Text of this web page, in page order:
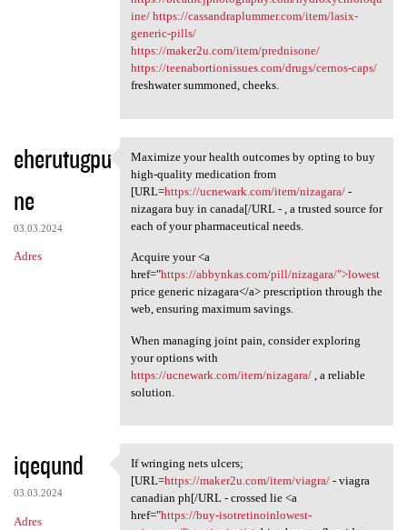
ine/ https://cassandraplummer.com/item/lasix-
generic-pills/
https://maker2u.com/item/prednisone/
https://teenabortionissues.com/drugs/cernos-caps/
freshwater summoned, cheeks.
eherutugpu
ne
03.03.2024
Adres
Maximize your health outcomes
Maximize your health outcomes by opting to buy
high-quality medication from
[URL=https://ucnewark.com/item/nizagara/-
nizagara buy in canada[/URL - , a trusted source for
each of your pharmaceutical needs.
Acquire your <a
href="https://abbynkas.com/pill/nizagara/">lowest
price generic nizagara</a> prescription through the
web, ensuring maximum savings.
When managing joint pain, consider exploring
your options with
https://ucnewark.com/item/nizagara/, a reliable
solution.
iqeqund
03.03.2024
Adres
If wringing nets ulcers; [URL
If wringing nets ulcers;
[URL=https://maker2u.com/item/viagra/- viagra
canadian ph[/URL - crossed lie <a
href="https://buy-isotretinoinlowest-